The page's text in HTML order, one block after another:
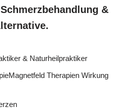
&
& Naturheilpraktiker
Therapien Wirkung